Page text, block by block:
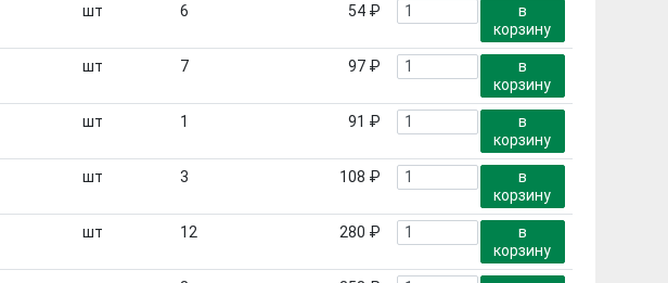
шт 6 54 ₽
в
корзину
шт 7 97 ₽
в
корзину
шт 1 91 ₽
в
корзину
шт 3 108 ₽
в
корзину
шт 12 280 ₽
в
корзину